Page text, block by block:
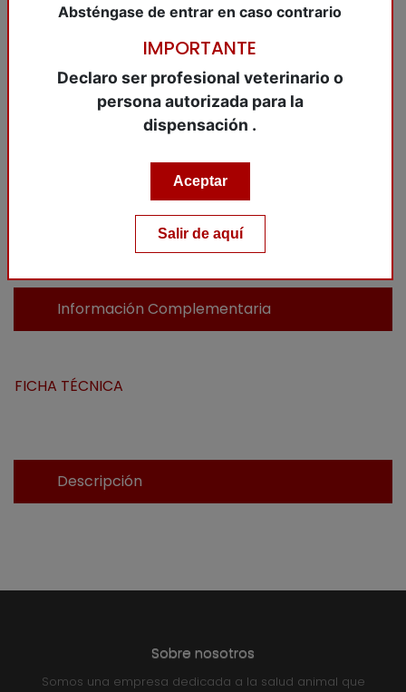
REF:LAP30060017
MILPRAZON 4/10 mg.
gato pequeño 48
Comp.o.
MILPRAZON 4/10 mg. gato pequeño 48 Comp.o.
Añadir al carrito
Información Complementaria
FICHA TÉCNICA
Descripción
Sobre nosotros
Somos una empresa dedicada a la salud animal que
Absténgase de entrar en caso contrario
IMPORTANTE
Declaro ser profesional veterinario o
persona autorizada para la
dispensación .
Aceptar
Salir de aquí